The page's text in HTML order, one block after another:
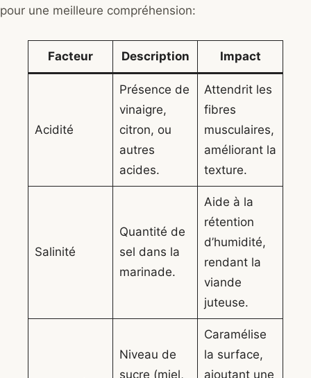
pour une meilleure compréhension:
Facteur Description Impact
Acidité
Présence de
vinaigre,
citron, ou
autres
acides.
Attendrit les
fibres
musculaires,
améliorant la
texture.
Salinité
Quantité de
sel dans la
marinade.
Aide à la
rétention
d’humidité,
rendant la
viande
juteuse.
Niveau de
sucre (miel,
Caramélise
la surface,
ajoutant une